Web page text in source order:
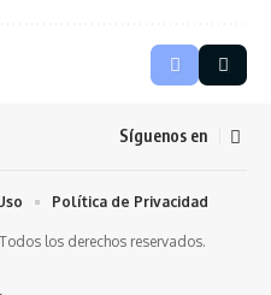
Síguenos en
los derechos reservados.
Política de Privacidad